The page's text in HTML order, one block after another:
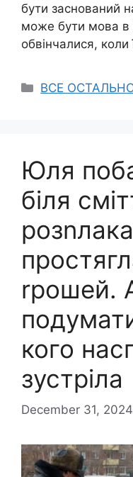
бути заснований
може бути мова в
обвінчалися,
Categories
ВСЕ
Юля
біля
rрошей.
кого
зустріла
December 31, 2024